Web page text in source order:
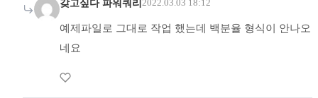
갖고싶다 파워쿼리2022.03.03 18:12
예제파일로 그대로 작업 했는데 백분율 형식이 안나오
네요